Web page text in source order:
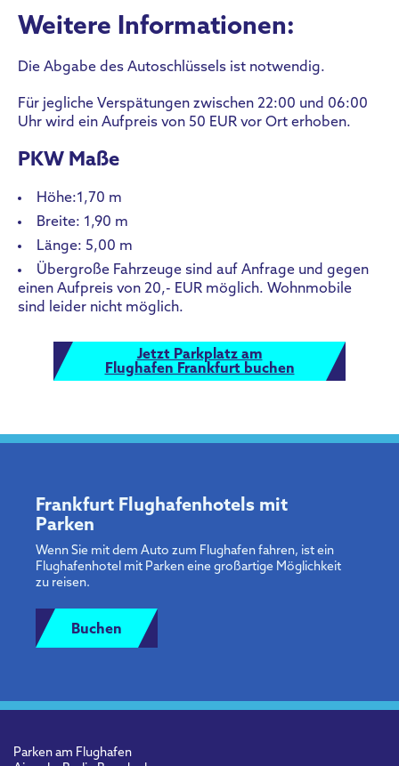
Weitere Informationen:
Die Abgabe des Autoschlüssels ist notwendig.
Für jegliche Verspätungen zwischen 22:00 und 06:00
Uhr wird ein Aufpreis von 50 EUR vor Ort erhoben.
PKW Maße
Höhe:1,70 m
Breite: 1,90 m
Länge: 5,00 m
Übergroße Fahrzeuge sind auf Anfrage und gegen
einen Aufpreis von 20,- EUR möglich. Wohnmobile
sind leider nicht möglich.
Jetzt Parkplatz am
Flughafen Frankfurt buchen
Frankfurt Flughafenhotels mit
Parken
Wenn Sie mit dem Auto zum Flughafen fahren, ist ein
Flughafenhotel mit Parken eine großartige Möglichkeit
zu reisen.
Buchen
Parken am Flughafen